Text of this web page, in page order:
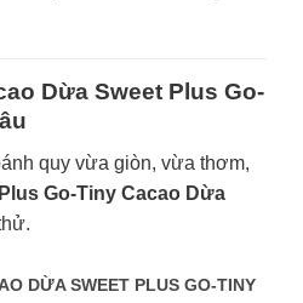
Dừa Sweet Plus Go-
quy vừa giòn, vừa thơm,
Go-Tiny Cacao Dừa
DỪA SWEET PLUS GO-TINY